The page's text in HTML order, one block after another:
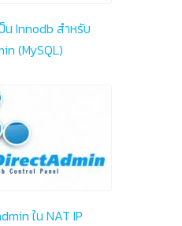
น Innodb สำหรับ
(MySQL)
ใน NAT IP